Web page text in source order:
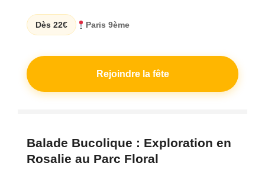
Dès 22€ Paris 9ème
Rejoindre la fête
Balade Bucolique : Exploration en
Rosalie au Parc Floral